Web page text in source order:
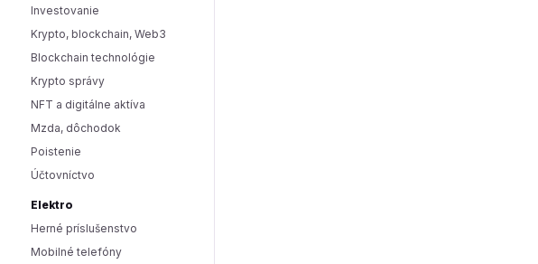
Investovanie
Krypto, blockchain, Web3
Blockchain technológie
Krypto správy
NFT a digitálne aktíva
Mzda, dôchodok
Poistenie
Účtovníctvo
Elektro
Herné príslušenstvo
Mobilné telefóny